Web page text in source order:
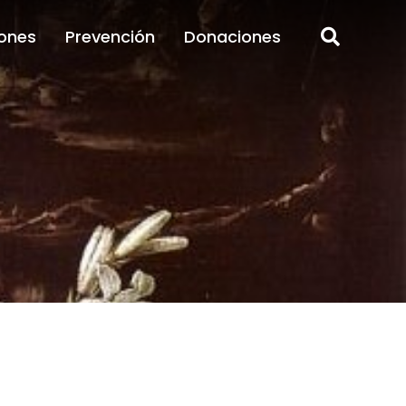
Prevención Donaciones
Prevención Donaciones